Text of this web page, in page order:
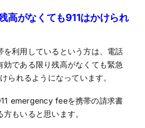
高がなくても911はかけられ
を利用しているという方は、電話
効である限り残高がなくても緊急
られるようになっています。
emergency feeを携帯の請求書
もいると思います。